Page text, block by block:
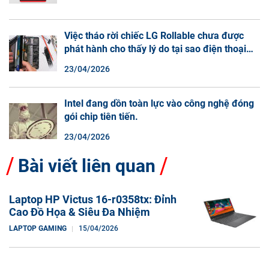
Việc tháo rời chiếc LG Rollable chưa được
phát hành cho thấy lý do tại sao điện thoại
23/04/2026
Intel đang dồn toàn lực vào công nghệ đóng
gói chip tiên tiến.
23/04/2026
Bài viết liên quan
Laptop HP Victus 16-r0358tx: Đỉnh
Cao Đồ Họa & Siêu Đa Nhiệm
LAPTOP GAMING 15/04/2026